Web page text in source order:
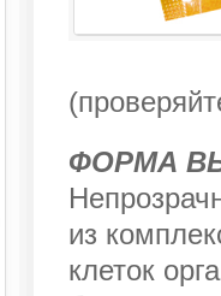
ФОРМА
из
клеток